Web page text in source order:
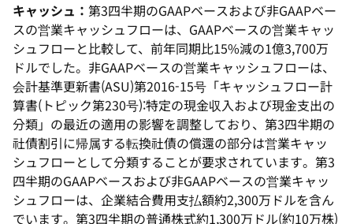
キャッシュ： 第3四半期のGAAPベースおよび非GAAPベー
スの営業キャッシュフローは、GAAPベースの営業キャッ
シュフローと比較して、前年同期比15%減の1億3,700万
ドルでした。非GAAPベースの営業キャッシュフローは、
会計基準更新書(ASU)第2016-15号「キャッシュフロー計
算書(トピック第230号):特定の現金収入および現金支出の
分類」の最近の適用の影響を調整しており、第3四半期の
社債割引に帰属する転換社債の償還の部分は営業キャッ
シュフローとして分類することが要求されています。第3
四半期のGAAPベースおよび非GAAPベースの営業キャッ
シュフローは、企業結合費用支払額約2,300万ドルを含ん
でいます。第3四半期の普通株式約1,300万ドル(約10万株)